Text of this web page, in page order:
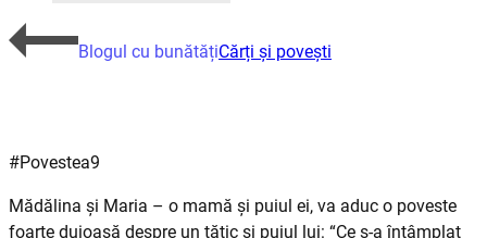
Blogul cu bunătățiCărți și povești
#Povestea9
Mădălina și Maria – o mamă și puiul ei, va aduc o poveste
foarte duioasă despre un tătic și puiul lui: “Ce s-aîntâmplat